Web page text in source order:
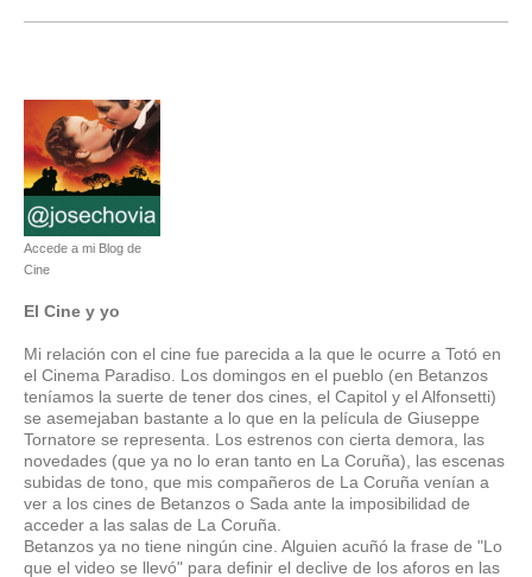
Accede a mi Blog de
Cine
El Cine y yo
Mi relación con el cine fue parecida a la que le ocurre a Totó en
el Cinema Paradiso. Los domingos en el pueblo (en Betanzos
teníamos la suerte de tener dos cines, el Capitol y el Alfonsetti)
se asemejaban bastante a lo que en la película de Giuseppe
Tornatore se representa. Los estrenos con cierta demora, las
novedades (que ya no lo eran tanto en La Coruña), las escenas
subidas de tono, que mis compañeros de La Coruña venían a
ver a los cines de Betanzos o Sada ante la imposibilidad de
acceder a las salas de La Coruña.
Betanzos ya no tiene ningún cine. Alguien acuñó la frase de "Lo
que el video se llevó" para definir el declive de los aforos en las